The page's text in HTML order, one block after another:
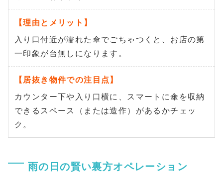
入り口付近が濡れた傘でごちゃつくと、お店の第
一印象が台無しになります。
カウンター下や入り口横に、スマートに傘を収納
できるスペース（または造作）があるかチェッ
ク。
雨の日の賢い裏方オペレーション